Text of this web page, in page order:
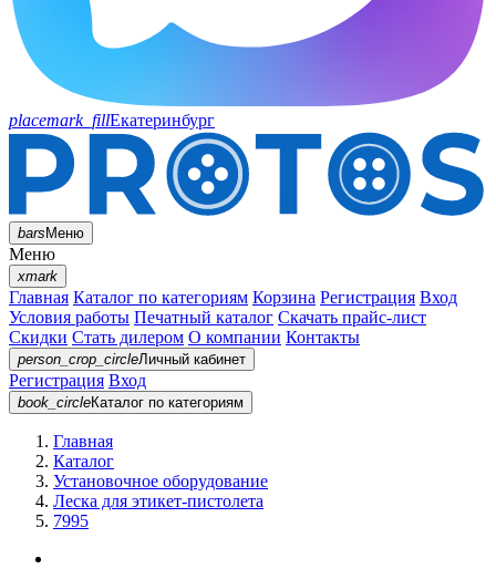
placemark_fillЕкатеринбург
barsМеню
Меню
xmark
Главная Каталог по категориям Корзина Регистрация Вход
Условия работы Печатный каталог Скачать прайс-лист
Скидки Стать дилером О компании Контакты
person_crop_circleЛичный кабинет
Регистрация Вход
book_circleКаталог по категориям
Главная
Каталог
Установочное оборудование
Леска для этикет-пистолета
7995